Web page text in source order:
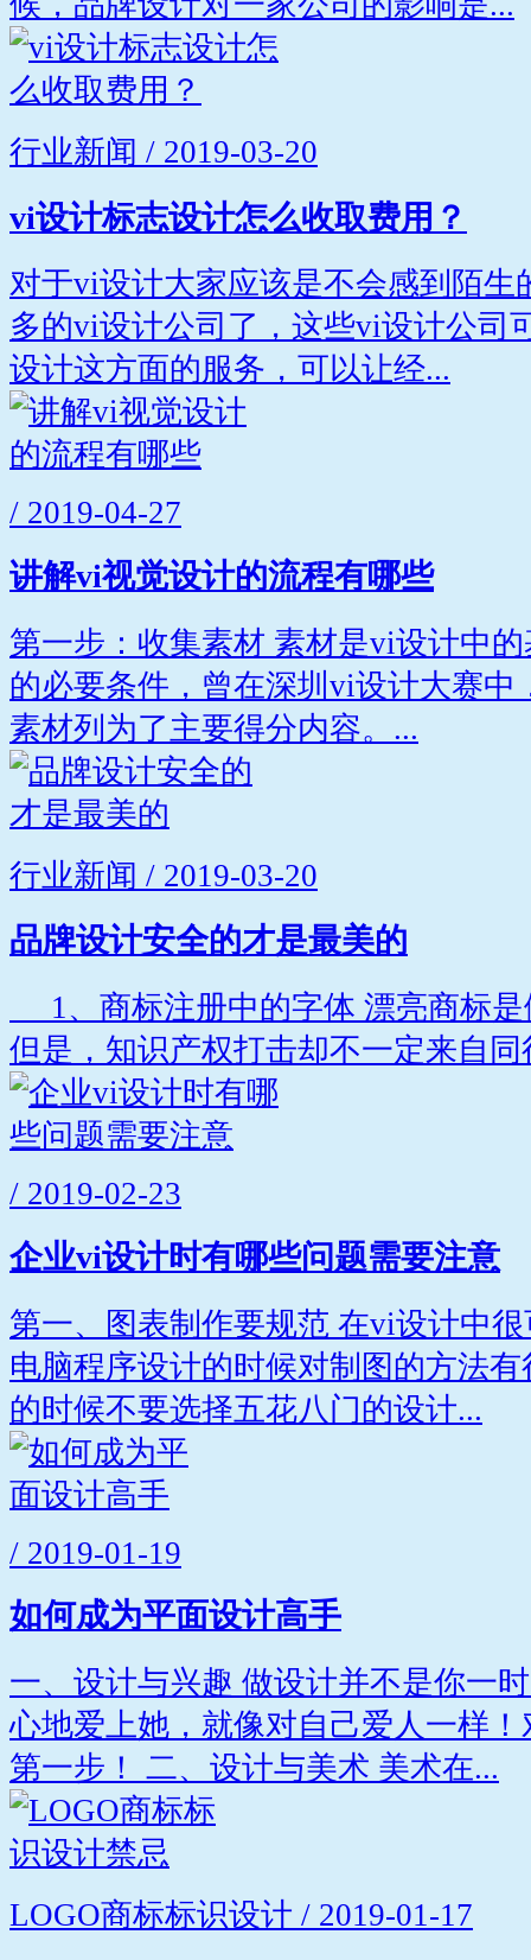
行业新闻 / 2019-03-20
vi设计标志设计怎么收取费用？
对于vi设计大家应该是不会感到陌生
多的vi设计公司了，这些vi设计公司
设计这方面的服务，可以让经...
/ 2019-04-27
讲解vi视觉设计的流程有哪些
第一步：收集素材 素材是vi设计中
的必要条件，曾在深圳vi设计大赛
素材列为了主要得分内容。...
行业新闻 / 2019-03-20
品牌设计安全的才是最美的
1、商标注册中的字体 漂亮商标是
但是，知识产权打击却不一定来自
/ 2019-02-23
企业vi设计时有哪些问题需要注意
第一、图表制作要规范 在vi设计中
电脑程序设计的时候对制图的方法
的时候不要选择五花八门的设计...
/ 2019-01-19
如何成为平面设计高手
一、设计与兴趣 做设计并不是你一
心地爱上她，就像对自己爱人一样
第一步！ 二、设计与美术 美术在...
LOGO商标标识设计 / 2019-01-17